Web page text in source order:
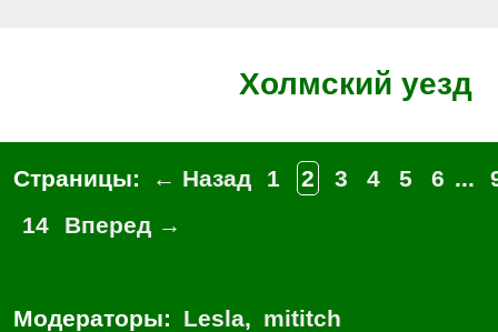
Холмский уезд
Страницы: ← Назад 1 2 3 4 5 6 ...
14
Вперед →
Модераторы: Lesla, mititch